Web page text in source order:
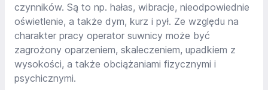
czynników. Są to np. hałas, wibracje, nieodpowiednie
oświetlenie, a także dym, kurz i pył. Ze względu na
charakter pracy operator suwnicy może być
zagrożony oparzeniem, skaleczeniem, upadkiem z
wysokości, a także obciążaniami fizycznymi i
psychicznymi.